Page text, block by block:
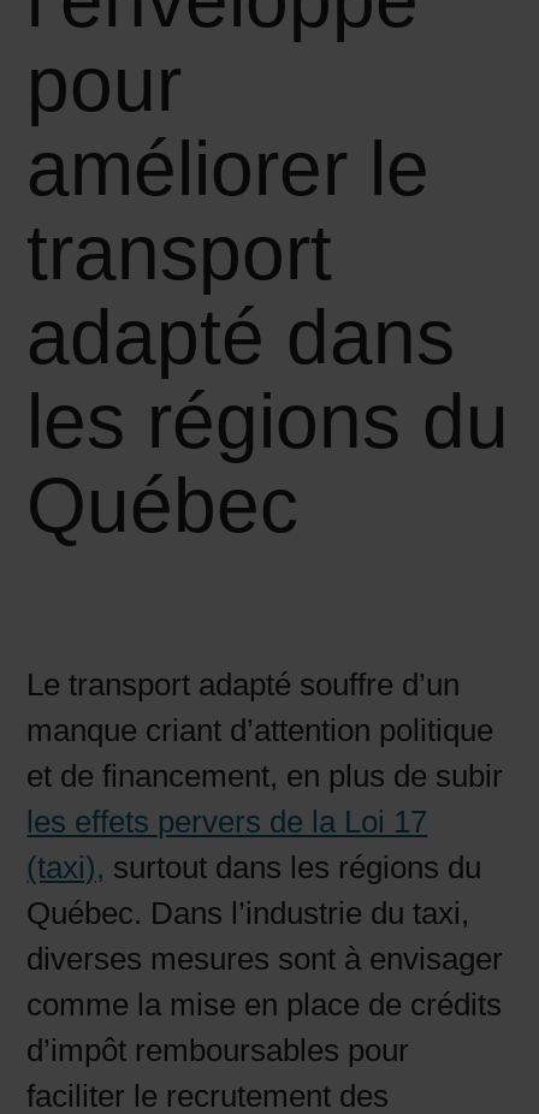
pour
améliorer le
transport
adapté dans
les régions du
Québec
Le transport adapté souffre d’un
manque criant d’attention politique
et de financement, en plus de subir
les effets pervers de la Loi 17
(taxi), surtout dans les régions du
Québec. Dans l’industrie du taxi,
diverses mesures sont à envisager
comme la mise en place de crédits
d’impôt remboursables pour
faciliter le recrutement des